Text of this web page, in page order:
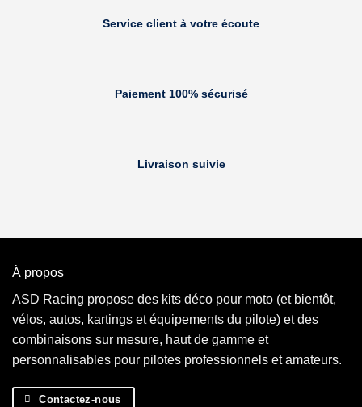
Service client à votre écoute
Paiement 100% sécurisé
Livraison suivie
À propos
ASD Racing propose des kits déco pour moto (et bientôt,
vélos, autos, kartings et équipements du pilote) et des
combinaisons sur mesure, haut de gamme et
personnalisables pour pilotes professionnels et amateurs.
Contactez-nous